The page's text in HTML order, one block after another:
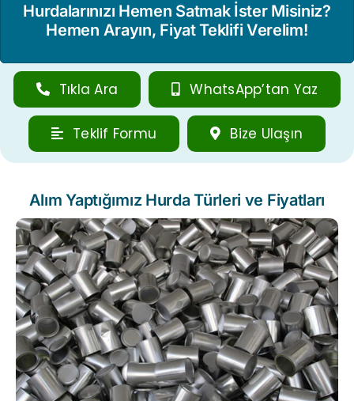
Hurdalarınızı Hemen Satmak İster Misiniz?
Hemen Arayın, Fiyat Teklifi Verelim!
Tıkla Ara WhatsApp’tan Yaz
Teklif Formu Bize Ulaşın
Alım Yaptığımız Hurda Türleri ve Fiyatları